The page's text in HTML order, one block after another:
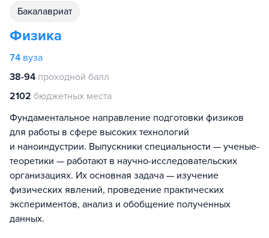
бакалавриат
Физика
74 вуза
38-94 проходной балл
2102 бюджетных места
Фундаментальное направление подготовки физиков
для работы в сфере высоких технологий
и наноиндустрии. Выпускники специальности — ученые-
теоретики — работают в научно-исследовательских
организациях. Их основная задача — изучение
физических явлений, проведение практических
экспериментов, анализ и обобщение полученных
данных.